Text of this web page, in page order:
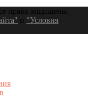
права защищены.
и "Условия